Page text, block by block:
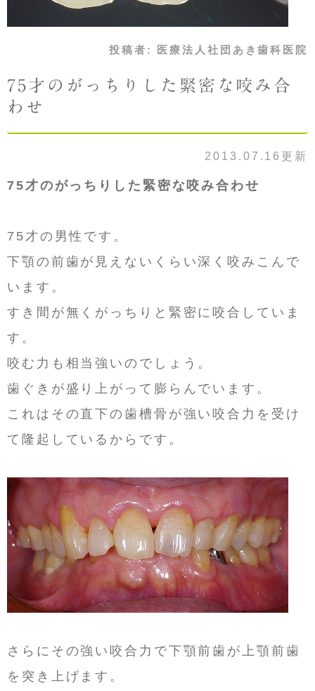
投稿者: 医療法人社団あき歯科医院
75才のがっちりした緊密な咬み合
わせ
2013.07.16更新
75才のがっちりした緊密な咬み合わせ
75才の男性です。
下顎の前歯が見えないくらい深く咬みこんで
います。
すき間が無くがっちりと緊密に咬合していま
す。
咬む力も相当強いのでしょう。
歯ぐきが盛り上がって膨らんでいます。
これはその直下の歯槽骨が強い咬合力を受け
て隆起しているからです。
さらにその強い咬合力で下顎前歯が上顎前歯
を突き上げます。